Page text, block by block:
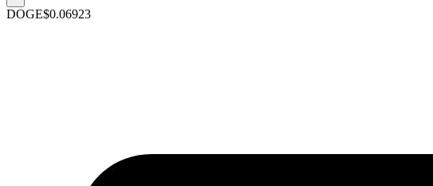
DOGE$0.06923